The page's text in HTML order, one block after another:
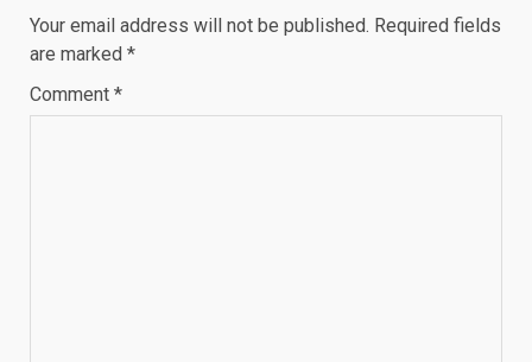
Your email address will not be published. Required fields
are marked *
Comment *